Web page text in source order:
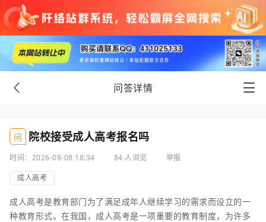
问答详情
问 院校接受成人高考报名吗
时间：2026-08-08 18:34 84 人浏览
举报
成人高考
成人高考是教育部门为了满足成年人继续学习的需求而设立的一
种教育形式。在我国，成人高考是一项重要的教育制度，为许多